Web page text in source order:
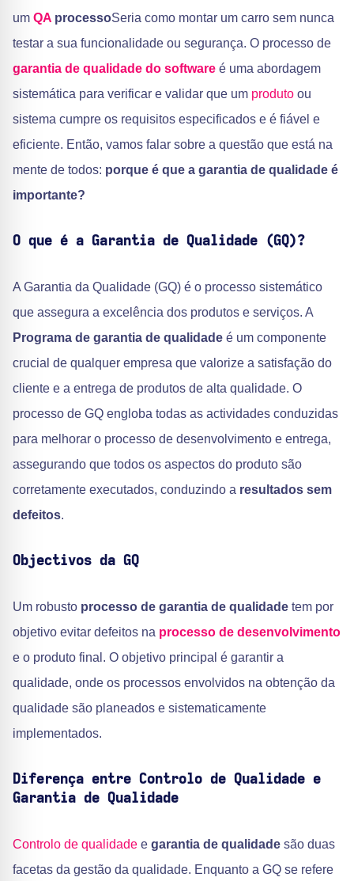
um QA processoSeria como montar um carro sem nunca
testar a sua funcionalidade ou segurança. O processo de
garantia de qualidade do software é uma abordagem
sistemática para verificar e validar que um produto ou
sistema cumpre os requisitos especificados e é fiável e
eficiente. Então, vamos falar sobre a questão que está na
mente de todos: porque é que a garantia de qualidade é
importante?
O que é a Garantia de Qualidade (GQ)?
A Garantia da Qualidade (GQ) é o processo sistemático
que assegura a excelência dos produtos e serviços. A
Programa de garantia de qualidade é um componente
crucial de qualquer empresa que valorize a satisfação do
cliente e a entrega de produtos de alta qualidade. O
processo de GQ engloba todas as actividades conduzidas
para melhorar o processo de desenvolvimento e entrega,
assegurando que todos os aspectos do produto são
corretamente executados, conduzindo a resultados sem
defeitos.
Objectivos da GQ
Um robusto processo de garantia de qualidade tem por
objetivo evitar defeitos na processo de desenvolvimento
e o produto final. O objetivo principal é garantir a
qualidade, onde os processos envolvidos na obtenção da
qualidade são planeados e sistematicamente
implementados.
Diferença entre Controlo de Qualidade e
Garantia de Qualidade
Controlo de qualidade e garantia de qualidade são duas
facetas da gestão da qualidade. Enquanto a GQ se refere